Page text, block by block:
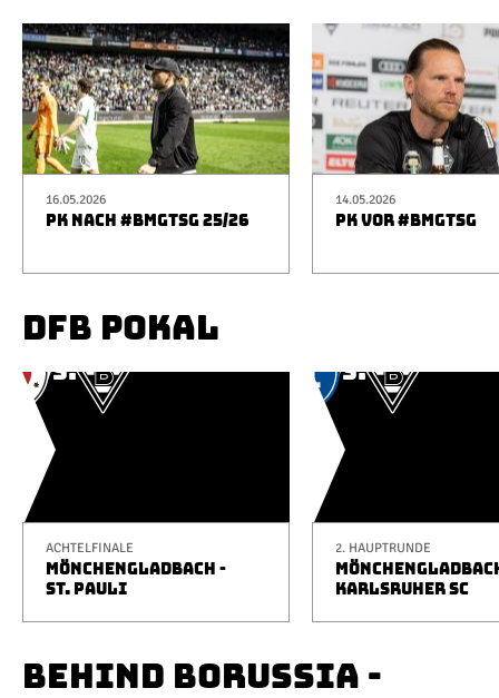
16.05.2026
PK NACH #BMGTSG 25/26
14.05.2026
PK VOR #BMGTSG
DFB POKAL
ACHTELFINALE
MÖNCHENGLADBACH -
ST. PAULI
2. HAUPTRUNDE
KARLSRUHER SC
BEHIND BORUSSIA -